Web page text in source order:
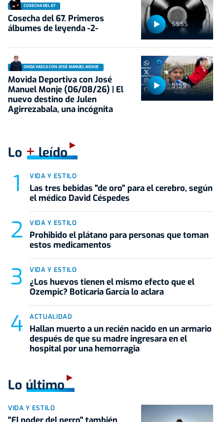
59:55
COSECHA DEL 67
Cosecha del 67. Primeros
álbumes de leyenda -2-
51:59
ONDA VASCA CON JOSÉ MANUEL MONJE
Movida Deportiva con José
Manuel Monje (06/08/26) | El
nuevo destino de Julen
Agirrezabala, una incógnita
Lo +leído
VIDA Y ESTILO
Las tres bebidas "de oro" para el cerebro, según
el médico David Céspedes
VIDA Y ESTILO
Prohibido el plátano para personas que toman
estos medicamentos
VIDA Y ESTILO
¿Los huevos tienen el mismo efecto que el
Ozempic? Boticaria García lo aclara
ACTUALIDAD
Hallan muerto a un recién nacido en un armario
después de que su madre ingresara en el
hospital por una hemorragia
Lo último
VIDA Y ESTILO